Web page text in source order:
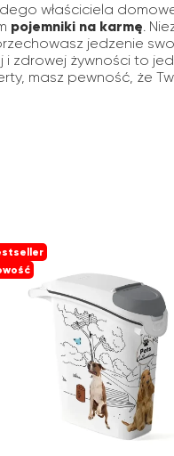
właściciela
pojemniki na karmę.
jedzenie
zdrowej żywności to
masz pewność, że